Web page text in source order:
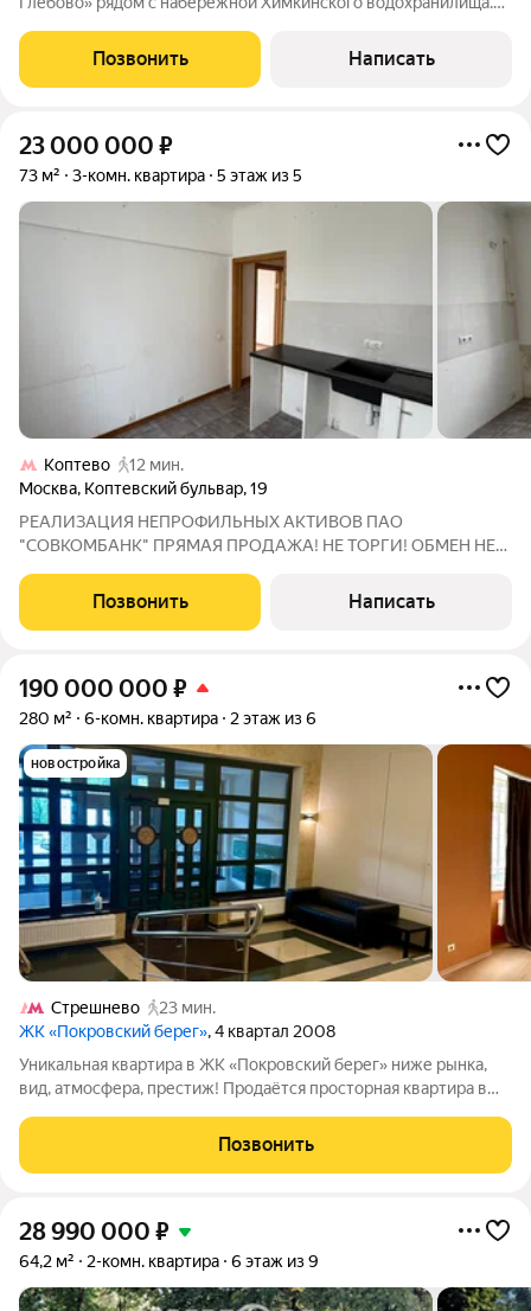
с собственной ванной и сауной, вторая спальня со своим
санузлом, кабинет,
Позвонить Написать
23 000 000 ₽
73 м² 3-комн. квартира 5 этаж из 5
Коптево
12 мин.
Москва, Коптевский бульвар,19
РЕАЛИЗАЦИЯ НЕПРОФИЛЬНЫХ АКТИВОВ ПАО
"СОВКОМБАНК" ПРЯМАЯ ПРОДАЖА! НЕ ТОРГИ! ОБМЕН НЕ
кв. 60. КН: 77:09:0003014:4564 Продажа 3-к. квартиры,
расположенной на 5 этаже 5-этажного жилого
Позвонить Написать
190 000 000 ₽
280 м² 6-комн. квартира 2 этаж из 6
новостройка
Стрешнево
23 мин.
ЖК «Покровский берег», 4 квартал 2008
Уникальная квартира в ЖК «Покровский берег» ниже рынка,
вид, атмосфера, престиж! Продаётся просторная квартира в
«Покровский берег», Береговая улица, 4 к.1. Здесь идеальный
баланс: тишина,
Позвонить
28 990 000 ₽
64,2 м² 2-комн. квартира 6 этаж из 9